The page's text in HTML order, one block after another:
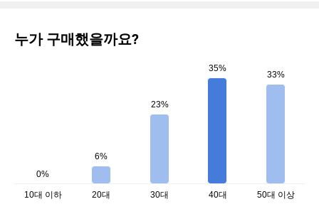
누가 구매했을까요?
0%
6%
23%
35%
33%
10대 이하 20대 30대 40대 50대 이상